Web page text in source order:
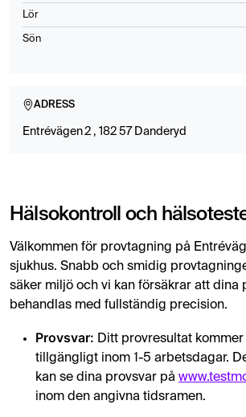
Lör
Sön
ADRESS
Entrévägen 2 , 182 57 Danderyd
Hälsokontroll och
Välkommen för provtagning på
sjukhus. Snabb och smidig
säker miljö och vi kan försäkrar att dina
behandlas med fullständig precision.
Provsvar: Ditt provresultat kommer
tillgängligt inom 1-5 arbetsdagar.
kan se dina provsvar på
inom den angivna tidsramen.